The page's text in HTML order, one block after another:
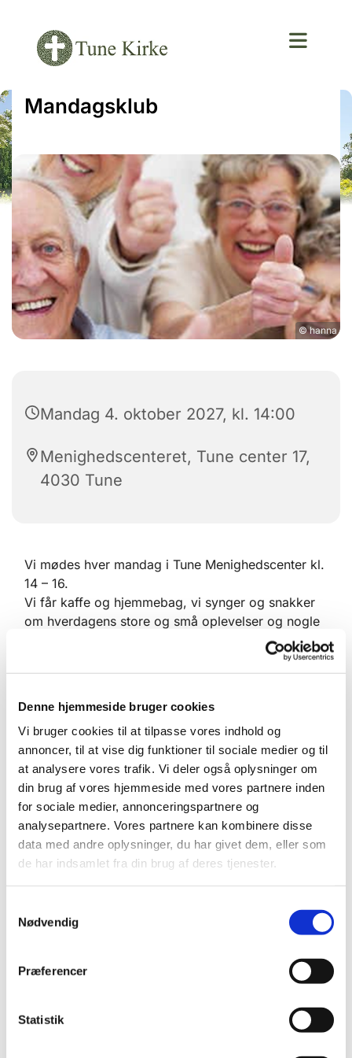
Denne hjemmeside bruger cookies
Vi bruger cookies til at tilpasse vores indhold og
annoncer, til at vise dig funktioner til sociale medier og til
at analysere vores trafik. Vi deler også oplysninger om
din brug af vores hjemmeside med vores partnere inden
for sociale medier, annonceringspartnere og
analysepartnere. Vores partnere kan kombinere disse
data med andre oplysninger, du har givet dem, eller som
de har indsamlet fra din brug af deres tjenester.
Nødvendig
Præferencer
Statistik
Mandagsklub
© hanna
Mandag 4. oktober 2027, kl. 14:00
Menighedscenteret, Tune center 17,
4030 Tune
Vi mødes hver mandag i Tune Menighedscenter kl.
14 – 16.
Vi får kaffe og hjemmebag, vi synger og snakker
om hverdagens store og små oplevelser og nogle
Mandagsklubben står for afholdelse af den
lavet i mandagsklubben. Pengene går ubeskåret til
julehjælp til trængende børnefamilier i Tune sogn.
Har du lyst at være med?
Flere oplysninger fårs hos:
Jette Busch Olsen på tlf 40978548